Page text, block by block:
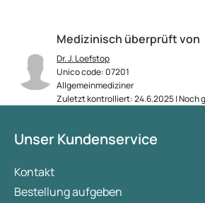
Medizinisch überprüft von
Dr. J. Loefstop
Unico code: 07201
Allgemeinmediziner
Zuletzt kontrolliert: 24.6.2025 | Noch
Unser Kundenservice
Kontakt
Bestellung aufgeben